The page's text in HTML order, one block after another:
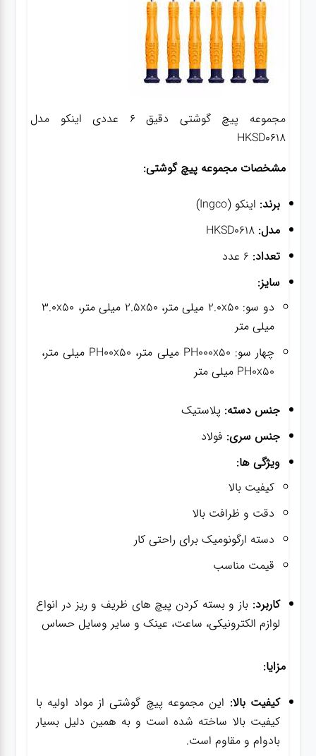
مجموعه پیچ گوشتی دقیق 6 عددی اینکو مدل
HKSD0618
مشخصات مجموعه پیچ گوشتی:
برند: اینکو (Ingco)
مدل: HKSD0618
تعداد:
سایز:
دو سو: 2.0x50 میلی متر، 2.5x50 میلی متر، 3.0x50
میلی متر
چهار سو: PH000x50 میلی متر، PH00x50 میلی متر،
PH0x50 میلی متر
جنس دسته: پلاستیک
جنس سری: فولاد
ویژگی ها:
کیفیت بالا
دقت و ظرافت بالا
دسته ارگونومیک برای راحتی کار
قیمت مناسب
کاربرد: باز و بسته کردن پیچ های ظریف و ریز در انواع
لوازم الکترونیکی، ساعت، عینک و سایر وسایل حساس
مزایا:
کیفیت بالا: این مجموعه پیچ گوشتی از مواد اولیه با
کیفیت بالا ساخته شده است و به همین دلیل بسیار
بادوام و مقاوم است.